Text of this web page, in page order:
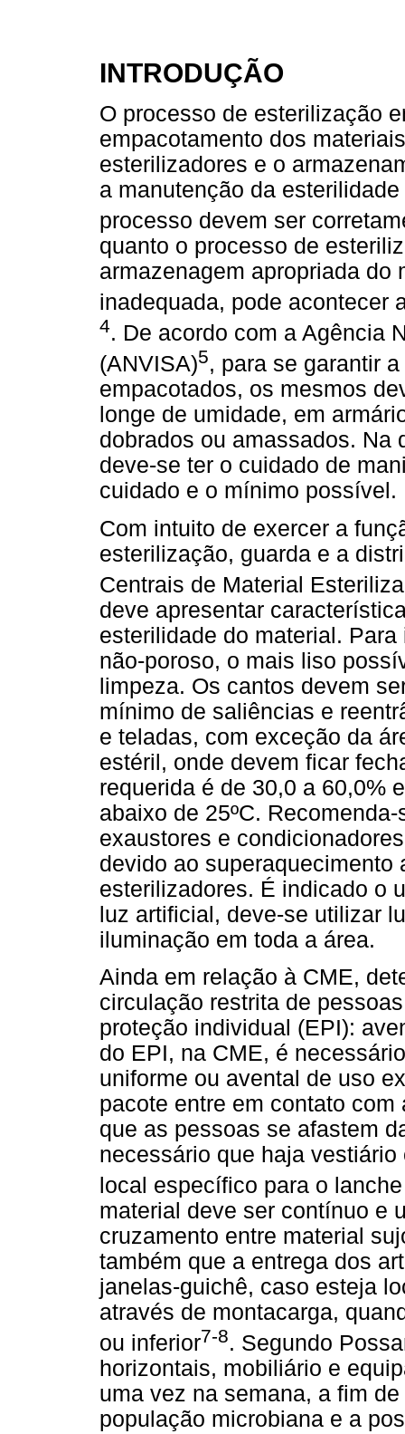
INTRODUÇÃO
O processo de esterilização
empacotamento dos
esterilizadores e o
a manutenção da
processo devem ser
quanto o processo de
armazenagem apropriada do
inadequada, pode acontecer
4. De acordo com a Agência
(ANVISA)5, para se garantir
empacotados, os mesmos
longe de umidade, em
dobrados ou amassados. Na
deve-se ter o cuidado de
cuidado e o mínimo possível.
Com intuito de exercer a
esterilização, guarda e a
Centrais de Material
deve apresentar
esterilidade do material.
não-poroso, o mais liso
limpeza. Os cantos devem
mínimo de saliências e
e teladas, com exceção da
estéril, onde devem ficar
requerida é de 30,0 a 60,0%
abaixo de 25ºC.
exaustores e
devido ao superaquecimento
esterilizadores. É indicado o
luz artificial, deve-se utilizar
iluminação em toda a área.
Ainda em relação à CME,
circulação restrita de
proteção individual (EPI):
do EPI, na CME, é
uniforme ou avental de uso
pacote entre em contato
que as pessoas se afastem
necessário que haja
local específico para o
material deve ser contínuo e
cruzamento entre material
também que a entrega dos
janelas-guichê, caso esteja
através de montacarga,
ou inferior7-8. Segundo
horizontais, mobiliário e
uma vez na semana, a fim
população microbiana e a